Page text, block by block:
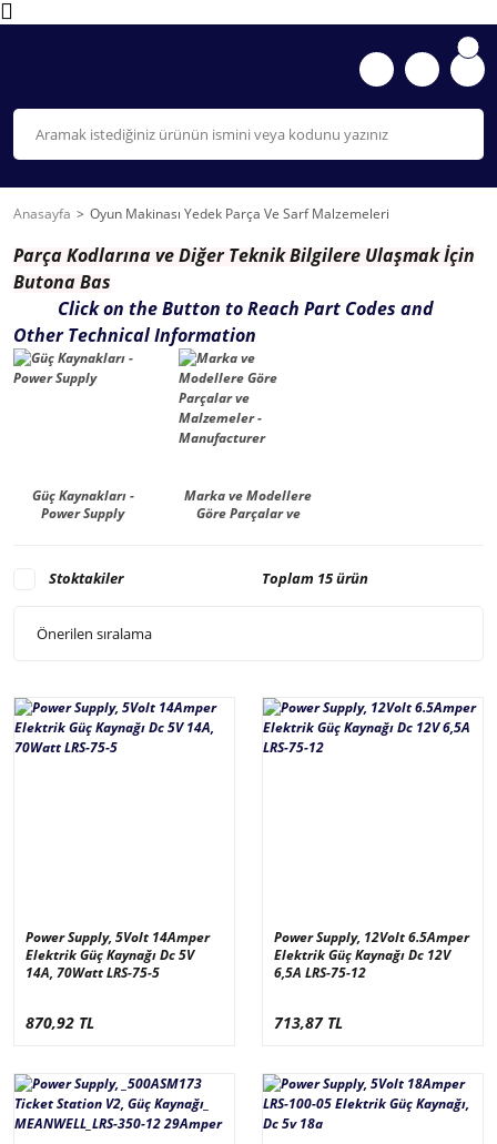
Anasayfa Oyun Makinası Yedek Parça Ve Sarf Malzemeleri
Parça Kodlarına ve Diğer Teknik Bilgilere Ulaşmak İçin
Butona Bas
Click on the Button to Reach Part Codes and
Other Technical Information
Güç Kaynakları -
Power Supply
Marka ve Modellere
Göre Parçalar ve
Stoktakiler Toplam 15 ürün
Power Supply, 5Volt 14Amper
Elektrik Güç Kaynağı Dc 5V
14A, 70Watt LRS-75-5
870,92 TL
Power Supply, 12Volt 6.5Amper
Elektrik Güç Kaynağı Dc 12V
6,5A LRS-75-12
713,87 TL